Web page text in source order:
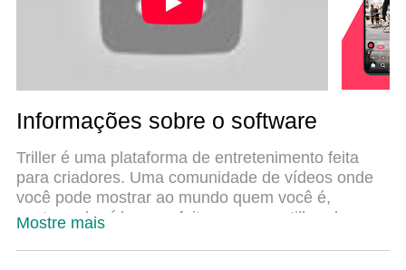
Informações sobre o software
Triller é uma plataforma de entretenimento feita
para criadores. Uma comunidade de vídeos onde
você pode mostrar ao mundo quem você é,
capturando vídeos perfeitos e compartilhando-os
Mostre mais